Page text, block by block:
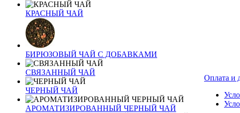
КРАСНЫЙ ЧАЙ
БИРЮЗОВЫЙ ЧАЙ С ДОБАВКАМИ
СВЯЗАННЫЙ ЧАЙ
ЧЕРНЫЙ ЧАЙ
АРОМАТИЗИРОВАННЫЙ ЧЕРНЫЙ ЧАЙ
Оплата и